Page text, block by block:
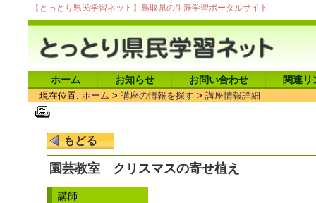
【とっとり県民学習ネット】鳥取県の生涯学習ポータルサイト
ホーム お知らせ お問い合わせ 関連リ
現在位置: ホーム > 講座の情報を探す > 講座情報詳細
園芸教室 クリスマスの寄せ植え
講師